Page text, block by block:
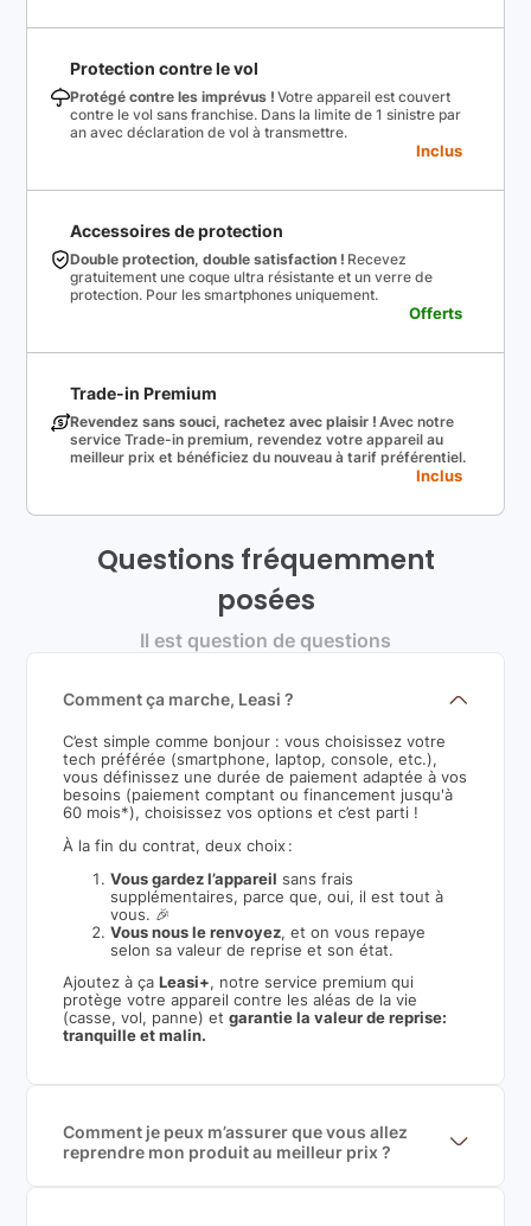
Protection contre le vol
Protégé contre les imprévus ! Votre appareil est couvert
contre le vol sans franchise. Dans la limite de 1 sinistre par
an avec déclaration de vol à transmettre.
Inclus
Accessoires de protection
Double protection, double satisfaction ! Recevez
gratuitement une coque ultra résistante et un verre de
protection. Pour les smartphones uniquement.
Offerts
Trade-in Premium
Revendez sans souci, rachetez avec plaisir ! Avec notre
service Trade-in premium, revendez votre appareil au
meilleur prix et bénéficiez du nouveau à tarif préférentiel.
Inclus
Questions fréquemment
posées
Il est question de questions
Comment ça marche, Leasi ?
C’est simple comme bonjour : vous choisissez votre
tech préférée (smartphone, laptop, console, etc.),
vous définissez une durée de paiement adaptée à vos
besoins (paiement comptant ou financement jusqu'à
60 mois*), choisissez vos options et c’est parti !
À la fin du contrat, deux choix :
Vous gardez l’appareil sans frais
supplémentaires, parce que, oui, il est tout à
vous. 🎉
Vous nous le renvoyez, et on vous repaye
selon sa valeur de reprise et son état.
Ajoutez à ça Leasi+, notre service premium qui
protège votre appareil contre les aléas de la vie
(casse, vol, panne) etgarantie la valeur de reprise:
tranquille et malin.
Comment je peux m’assurer que vous allez
reprendre mon produit au meilleur prix ?